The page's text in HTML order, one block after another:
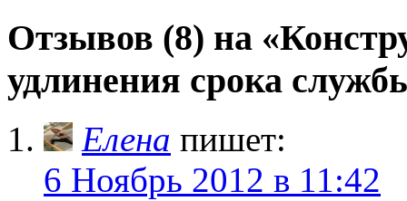
Отзывов (8) на
удлинения срока
Елена пишет:
6 Ноябрь 2012 в 11:42